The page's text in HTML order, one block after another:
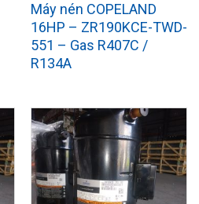
Máy nén COPELAND
16HP – ZR190KCE-TWD-
551 – Gas R407C /
R134A